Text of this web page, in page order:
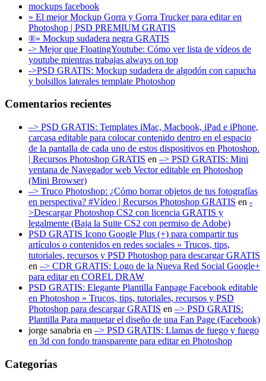
mockups facebook
» El mejor Mockup Gorra y Gorra Trucker para editar en
Photoshop | PSD PREMIUM GRATIS
®» Mockup sudadera negra GRATIS
-> Mejor que FloatingYoutube: Cómo ver lista de vídeos de
youtube mientras trabajas always on top
->PSD GRATIS: Mockup sudadera de algodón con capucha
y bolsillos laterales template Photoshop
Comentarios recientes
–> PSD GRATIS: Templates iMac, Macbook, iPad e iPhone,
carcasa editable para colocar contenido dentro en el espacio
de la pantalla de cada uno de estos dispositivos en Photoshop.
| Recursos Photoshop GRATIS en –> PSD GRATIS: Mini
ventana de Navegador web Vector editable en Photoshop
(Mini Browser)
–> Truco Photoshop: ¿Cómo borrar objetos de tus fotografías
en perspectiva? #Vídeo | Recursos Photoshop GRATIS en -
>Descargar Photoshop CS2 con licencia GRATIS y
legalmente (Baja la Suite CS2 con permiso de Adobe)
PSD GRATIS Icono Google Plus (+) para compartir tus
artículos o contenidos en redes sociales » Trucos, tips,
tutoriales, recursos y PSD Photoshop para descargar GRATIS
en –> CDR GRATIS: Logo de la Nueva Red Social Google+
para editar en COREL DRAW
PSD GRATIS: Elegante Plantilla Fanpage Facebook editable
en Photoshop » Trucos, tips, tutoriales, recursos y PSD
Photoshop para descargar GRATIS en –> PSD GRATIS:
Plantilla Para maquetar el diseño de una Fan Page (Facebook)
jorge sanabria en –> PSD GRATIS: Llamas de fuego y fuego
en 3d con fondo transparente para editar en Photoshop
Categorías